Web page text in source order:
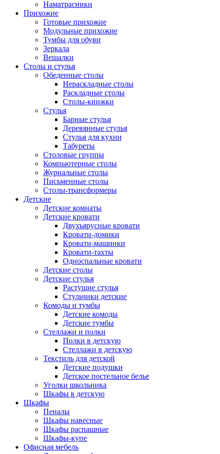
Наматрасники
Прихожие
Готовые прихожие
Модульные прихожие
Тумбы для обуви
Зеркала
Вешалки
Столы и стулья
Обеденные столы
Нераскладные столы
Раскладные столы
Столы-книжки
Стулья
Барные стулья
Деревянные стулья
Стулья для кухни
Табуреты
Столовые группы
Компьютерные столы
Журнальные столы
Письменные столы
Столы-трансформеры
Детские
Детские комнаты
Детские кровати
Двухъярусные кровати
Кровати-домики
Кровати-машинки
Кровати-тахты
Односпальные кровати
Детские столы
Детские стулья
Растущие стулья
Стульчики детские
Комоды и тумбы
Детские комоды
Детские тумбы
Стеллажи и полки
Полки в детскую
Стеллажи в детскую
Текстиль для детской
Детские подушки
Детское постельное белье
Уголки школьника
Шкафы в детскую
Шкафы
Пеналы
Шкафы навесные
Шкафы распашные
Шкафы-купе
Офисная мебель